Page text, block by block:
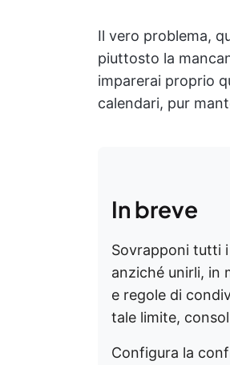
Il vero problema,
piuttosto la
imparerai proprio
calendari, pur
In breve
Sovrapponi tutti
anziché unirli, in
e regole di
tale limite,
Configura la